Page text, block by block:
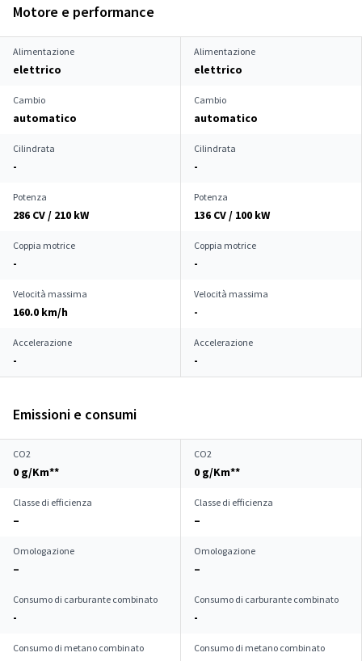
Motore e performance
Alimentazione
elettrico
Alimentazione
elettrico
Cambio
automatico
Cambio
automatico
Cilindrata
-
Cilindrata
-
Potenza
286 CV / 210 kW
Potenza
136 CV / 100 kW
Coppia motrice
-
Coppia motrice
-
Velocità massima
160.0 km/h
Velocità massima
-
Accelerazione
-
Accelerazione
-
Emissioni e consumi
CO2
0 g/Km**
CO2
0 g/Km**
Classe di efficienza
–
Classe di efficienza
–
Omologazione
–
Omologazione
–
Consumo di carburante combinato
-
Consumo di carburante combinato
-
Consumo di metano combinato Consumo di metano combinato